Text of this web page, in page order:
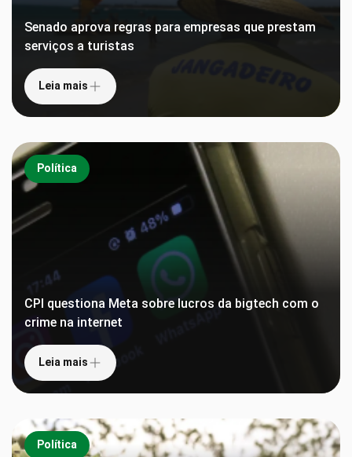
Senado aprova regras para empresas que prestam
serviços a turistas
Leia mais
Política
CPI questiona Meta sobre lucros da bigtech com o
crime na internet
Leia mais
Política